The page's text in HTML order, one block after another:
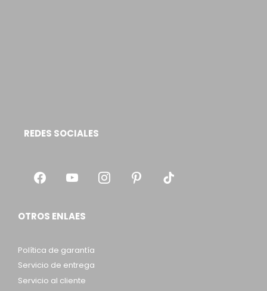
REDES SOCIALES
OTROS ENLAES
Política de garantía
Servicio de entrega
Servicio al cliente